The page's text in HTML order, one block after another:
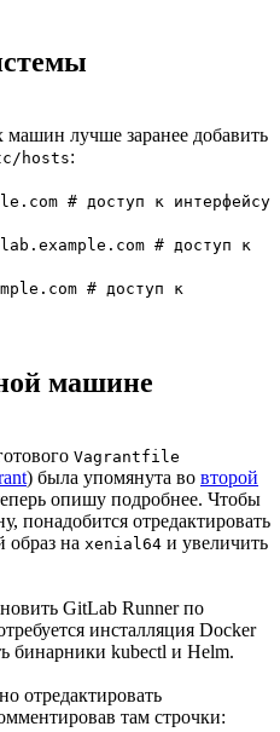
лучше заранее добавить
hosts:
# доступ к интерфейсу
# доступ к
# доступ к
машине
Vagrantfile
) была упомянута во второй
опишу подробнее. Чтобы
понадобится отредактировать
образ на xenial64 и увеличить
GitLab Runner по
инсталляция Docker
бинарники kubectl и Helm.
отредактировать
там строчки: